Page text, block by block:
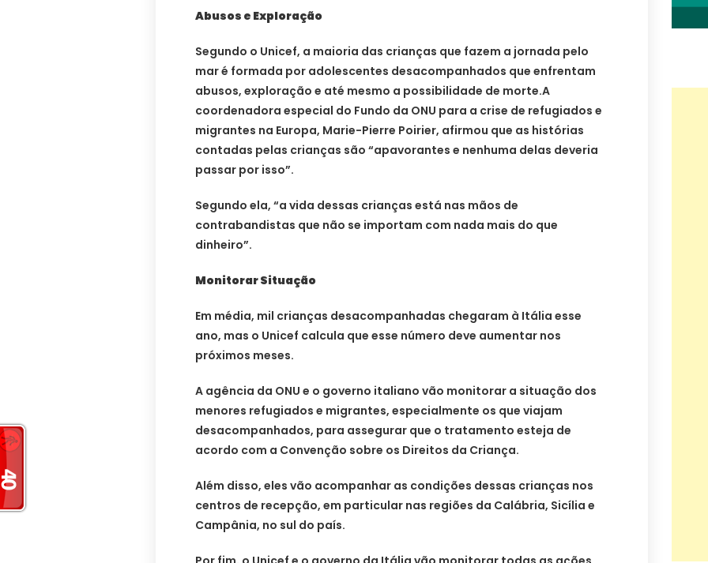
Abusos e Exploração
Segundo o Unicef, a maioria das crianças que fazem a jornada pelo
mar é formada por adolescentes desacompanhados que enfrentam
abusos, exploração e até mesmo a possibilidade de morte.A
coordenadora especial do Fundo da ONU para a crise de refugiados e
migrantes na Europa, Marie-Pierre Poirier, afirmou que as histórias
contadas pelas crianças são “apavorantes e nenhuma delas deveria
passar por isso”.
Segundo ela, “a vida dessas crianças está nas mãos de
contrabandistas que não se importam com nada mais do que
dinheiro”.
Monitorar Situação
Em média, mil crianças desacompanhadas chegaram à Itália esse
ano, mas o Unicef calcula que esse número deve aumentar nos
próximos meses.
A agência da ONU e o governo italiano vão monitorar a situação dos
menores refugiados e migrantes, especialmente os que viajam
desacompanhados, para assegurar que o tratamento esteja de
acordo com a Convenção sobre os Direitos da Criança.
Além disso, eles vão acompanhar as condições dessas crianças nos
centros de recepção, em particular nas regiões da Calábria, Sicília e
Campânia, no sul do país.